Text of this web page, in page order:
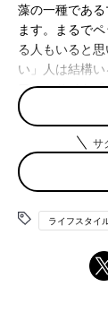
藻の一種であ
ます。まるで
る人もいると
い」人は結構
口コミサイト
ト動物」とは？
「わが家から
す。フクロウ
と長生きな上
そして何より
が、コストは
「ハリネズミ
てくれたり手
サ
ライフスタイ